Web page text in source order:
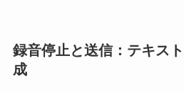
録音停止と送信：テキス
成